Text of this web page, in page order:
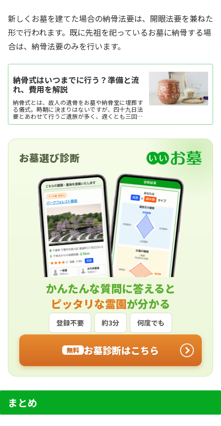
新しくお墓を建てた場合の納骨法要は、開眼法要を兼ねた
形で行われます。既に先祖を祀っているお墓に納骨する場
合は、納骨法要のみを行います。
納骨式はいつまでに行う？準備と流
れ、費用を解説
納骨式とは、故人の遺骨をお墓や納骨堂に埋葬す
る儀式。時期に決まりはないですが、四十九日法
要とあわせて行うご遺族が多く、遅くとも三回忌
までに済ませるのが一般的です。ここでは納骨式
す。
お墓選び診断
かんたんな質問に答えると
ピッタリな霊園が分かる
登録不要 約3分 何度でも
無料 お墓診断はこちら
まとめ